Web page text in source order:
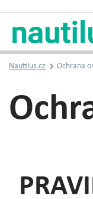
Nautilus.cz Ochrana